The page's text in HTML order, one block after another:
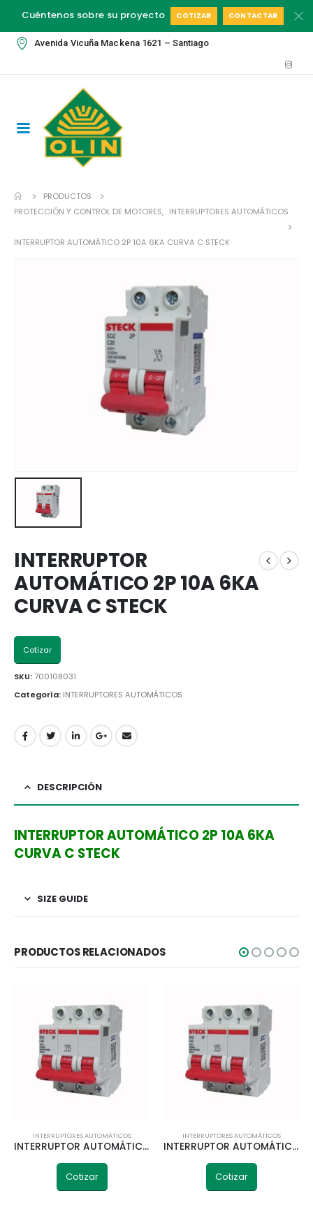
Cuéntenos sobre su proyecto COTIZAR CONTACTAR
Avenida Vicuña Mackena 1621 – Santiago
PRODUCTOS
PROTECCIÓN Y CONTROL DE MOTORES, INTERRUPTORES AUTOMÁTICOS
INTERRUPTOR AUTOMÁTICO 2P 10A 6KA CURVA C STECK
INTERRUPTOR
AUTOMÁTICO 2P 10A 6KA
CURVA C STECK
Cotizar
SKU:700108031
Categoría: INTERRUPTORES AUTOMÁTICOS
DESCRIPCIÓN
INTERRUPTOR AUTOMÁTICO 2P 10A 6KA
CURVA C STECK
SIZE GUIDE
PRODUCTOS RELACIONADOS
INTERRUPTORES AUTOMÁTICOS
INTERRUPTOR AUTOMÁTICO 3P 63A 6KA CURVA C STECK
Cotizar
INTERRUPTORES AUTOMÁTICOS
INTERRUPTOR AUTOMÁTICO 3P 32A 6KA CURVA C STECK
Cotizar